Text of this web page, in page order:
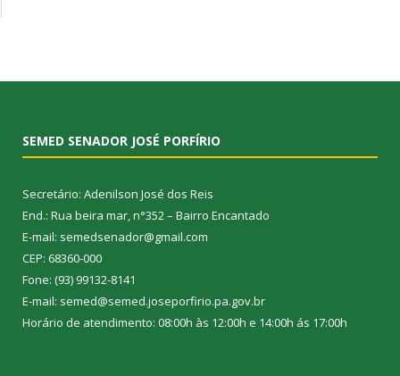
SEMED SENADOR JOSÉ PORFÍRIO
Secretário: Adenilson José dos Reis
End.: Rua beira mar, n°352 – Bairro Encantado
E-mail: semedsenador@gmail.com
CEP: 68360-000
Fone: (93) 99132-8141
E-mail: semed@semed.joseporfirio.pa.gov.br
Horário de atendimento: 08:00h às 12:00h e 14:00h ás 17:00h